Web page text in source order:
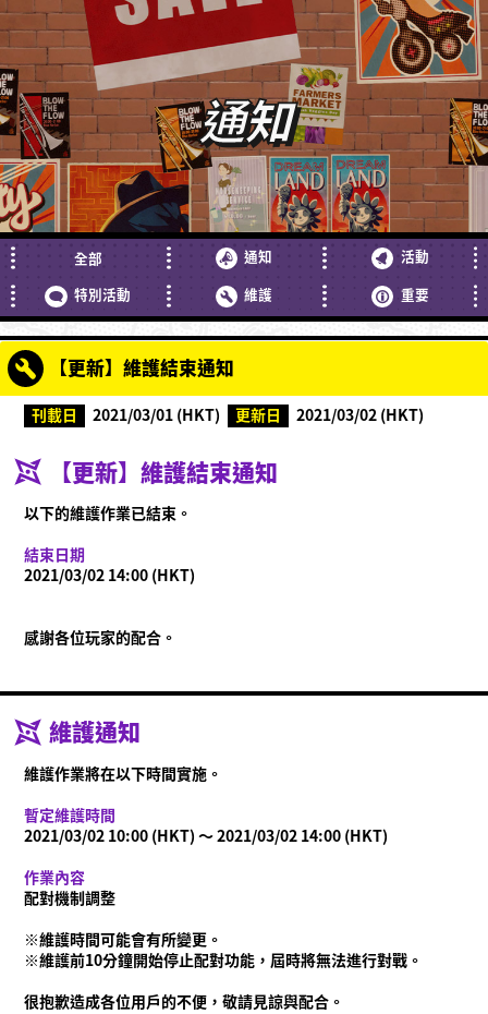
什麼是Ninjala？
通知
全部 通知
活動
特別活動
維護 重要
【更新】維護結束通知
刊載日 2021/03/01 (HKT) 更新日 2021/03/02 (HKT)
【更新】維護結束通知
以下的維護作業已結束。
結束日期
2021/03/02 14:00 (HKT)
感謝各位玩家的配合。
維護通知
維護作業將在以下時間實施。
暫定維護時間
2021/03/02 10:00 (HKT) ～ 2021/03/02 14:00 (HKT)
作業內容
配對機制調整
※維護時間可能會有所變更。
※維護前10分鐘開始停止配對功能，屆時將無法進行對戰。
很抱歉造成各位用戶的不便，敬請見諒與配合。